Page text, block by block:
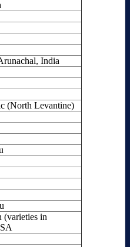
India
(North Levantine)
(varieties in